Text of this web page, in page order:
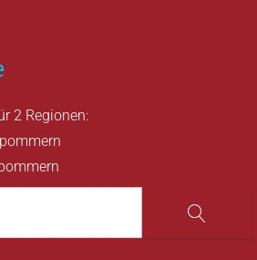
2 Regionen:
Suche